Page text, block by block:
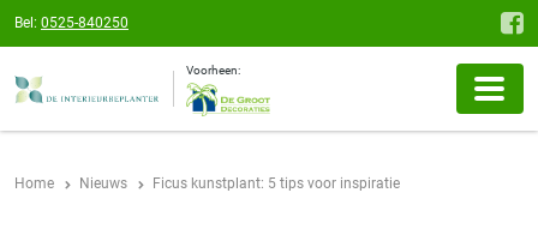
Bel: 0525-840250
Voorheen:
Home Nieuws Ficus kunstplant: 5 tips voor inspiratie